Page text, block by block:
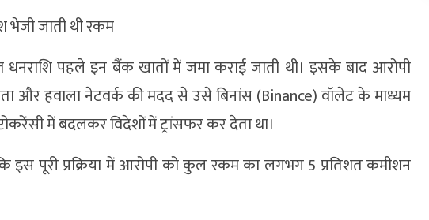
भेजी जाती थी रकम
धनराशि पहले इन बैंक खातों में जमा कराई जाती थी। इसके बाद आरोपी
और हवाला नेटवर्क की मदद से उसे बिनांस (Binance) वॉलेट के माध्यम
में बदलकर विदेशों में ट्रांसफर कर देता था।
पूरी प्रक्रिया में आरोपी को कुल रकम का लगभग 5 प्रतिशत कमीशन